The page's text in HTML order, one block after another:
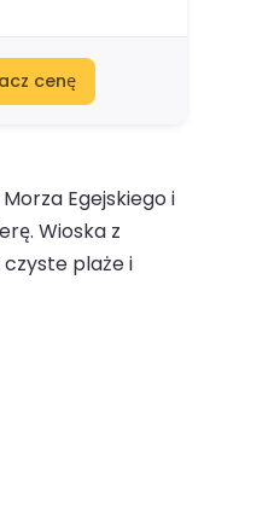
cenę
Egejskiego i
Wioska z
plaże i